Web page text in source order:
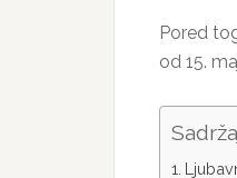
Pored
od 15.